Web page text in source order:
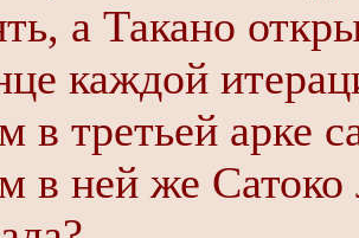
а Такано
каждой
в третьей арке
в ней же